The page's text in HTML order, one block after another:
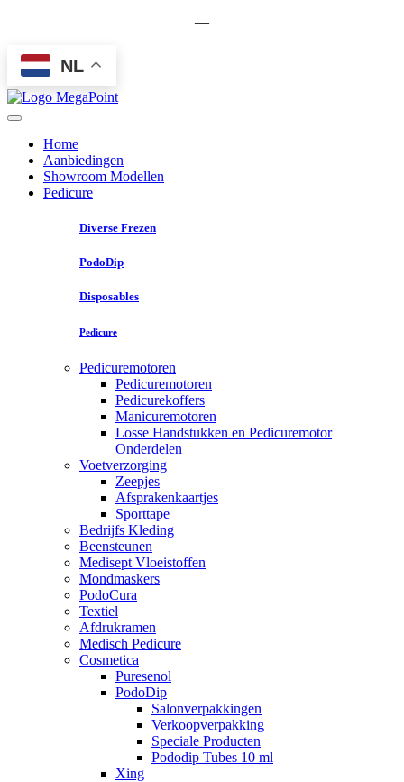
—
NL
Home
Aanbiedingen
Showroom Modellen
Pedicure
Diverse Frezen
PodoDip
Disposables
Pedicure
Pedicuremotoren
Pedicuremotoren
Pedicurekoffers
Manicuremotoren
Losse Handstukken en Pedicuremotor
Onderdelen
Voetverzorging
Zeepjes
Afsprakenkaartjes
Sporttape
Bedrijfs Kleding
Beensteunen
Medisept Vloeistoffen
Mondmaskers
PodoCura
Textiel
Afdrukramen
Medisch Pedicure
Cosmetica
Puresenol
PodoDip
Salonverpakkingen
Verkoopverpakking
Speciale Producten
Pododip Tubes 10 ml
Xing